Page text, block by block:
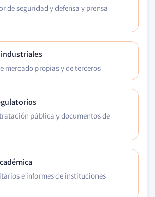
de seguridad y defensa y prensa
industriales
mercado propias y de terceros
pública y documentos de
e informes de instituciones